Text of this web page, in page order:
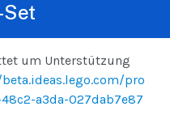
um Unterstützung
pro
a3da-027dab7e87